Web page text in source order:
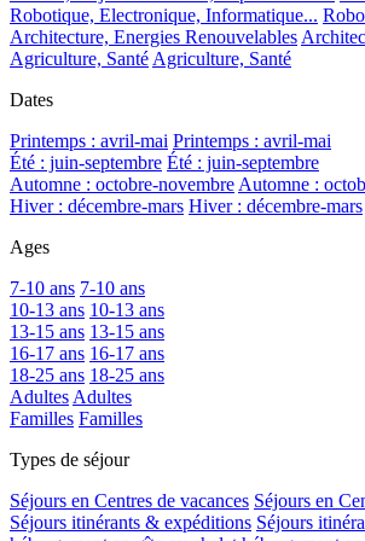
Robotique, Electronique, Informatique...
Architecture, Energies Renouvelables
Agriculture, Santé Agriculture, Santé
Dates
Printemps : avril-mai Printemps : avril-mai
Été : juin-septembre Été : juin-septembre
Automne : octobre-novembre Automne :
Hiver : décembre-mars Hiver : décembre-mars
Ages
7-10 ans 7-10 ans
10-13 ans 10-13 ans
13-15 ans 13-15 ans
16-17 ans 16-17 ans
18-25 ans 18-25 ans
Adultes Adultes
Familles Familles
Types de séjour
Séjours en Centres de vacances Séjours en
Séjours itinérants & expéditions Séjours